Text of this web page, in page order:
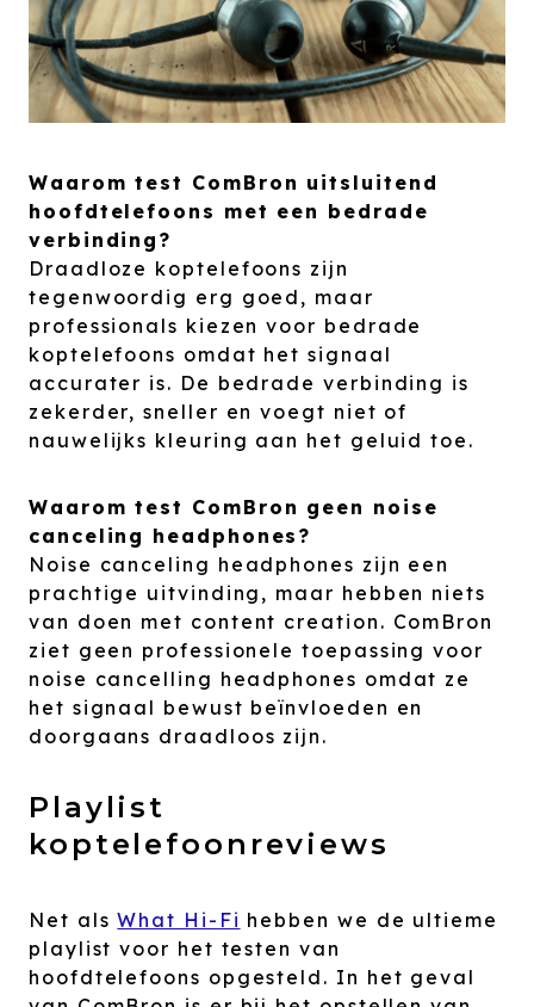
Waarom test ComBron uitsluitend
hoofdtelefoons met een bedrade
verbinding?
Draadloze koptelefoons zijn
tegenwoordig erg goed, maar
professionals kiezen voor bedrade
koptelefoons omdat het signaal
accurater is. De bedrade verbinding is
zekerder, sneller en voegt niet of
nauwelijks kleuring aan het geluid toe.
Waarom test ComBron geen noise
canceling headphones?
Noise canceling headphones zijn een
prachtige uitvinding, maar hebben niets
van doen met content creation. ComBron
ziet geen professionele toepassing voor
noise cancelling headphones omdat ze
het signaal bewust beïnvloeden en
doorgaans draadloos zijn.
Playlist
koptelefoonreviews
Net alsWhat Hi-Fi hebben we de ultieme
playlist voor het testen van
hoofdtelefoons opgesteld. In het geval